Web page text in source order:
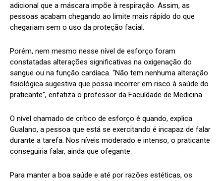
adicional que a máscara impõe à respiração. Assim, as
pessoas acabam chegando ao limite mais rápido do que
chegariam sem o uso da proteção facial.
Porém, nem mesmo nesse nível de esforço foram
constatadas alterações significativas na oxigenação do
sangue ou na função cardíaca. “Não tem nenhuma alteração
fisiológica sugestiva que possa incorrer em risco à saúde do
praticante”, enfatiza o professor da Faculdade de Medicina.
O nível chamado de crítico de esforço é quando, explica
Gualano, a pessoa que está se exercitando é incapaz de falar
durante a tarefa. Nos níveis moderado e intenso, o praticante
conseguiria falar, ainda que ofegante.
Para manter a boa saúde e até por razões estéticas, os